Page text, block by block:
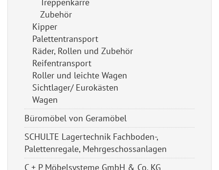
Zubehör
Kipper
Palettentransport
Räder, Rollen und Zubehör
Reifentransport
Roller und leichte Wagen
Sichtlager/ Eurokästen
Wagen
Büromöbel von Geramöbel
SCHULTE Lagertechnik Fachboden-,
Palettenregale, Mehrgeschossanlagen
C + P Möbelsysteme GmbH & Co. KG